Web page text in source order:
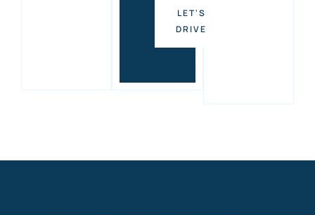
LET'S
DRIVE